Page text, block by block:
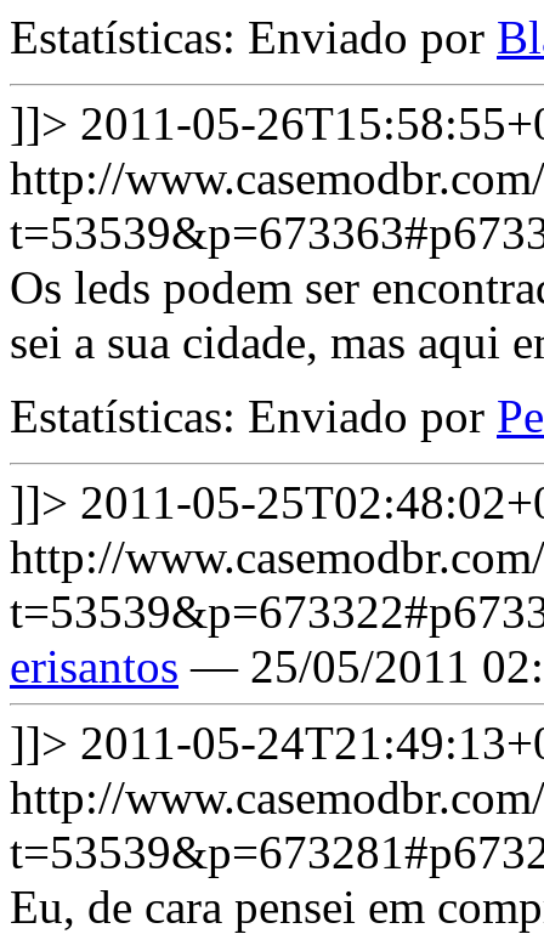
Estatísticas: Enviado por
]]> 2011-05-
http://
Os leds podem ser
sei a sua cidade, mas aqui
Estatísticas: Enviado por
]]> 2011-05-
http://
erisantos — 25/05/2011
]]> 2011-05-
http://
Eu, de cara pensei em